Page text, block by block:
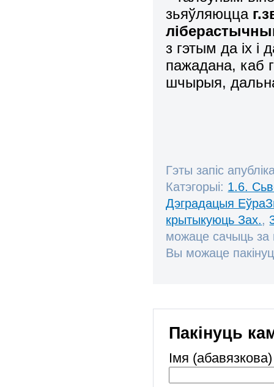
зьяўляюцца
з гэтым да іх
пажадана, каб
шчырыя,
Гэты запіс
Катэгорыі: 1.6.
Дэградацыя
крытыкуюць Зах.,
можаце сачыць
Вы можаце
Пакінуць
Імя (абавязкова)